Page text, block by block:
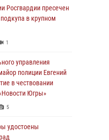
(видео)
5 1
ветераны войск
память генерала
Яковлева
ОМОН
Росгвардии пресечен
в крупном
1
управления
полиции Евгений
в чествовании
Югры»
5
удостоены